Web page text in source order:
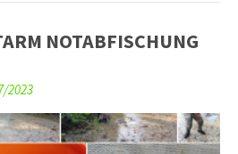
NOTABFISCHUNG
2023